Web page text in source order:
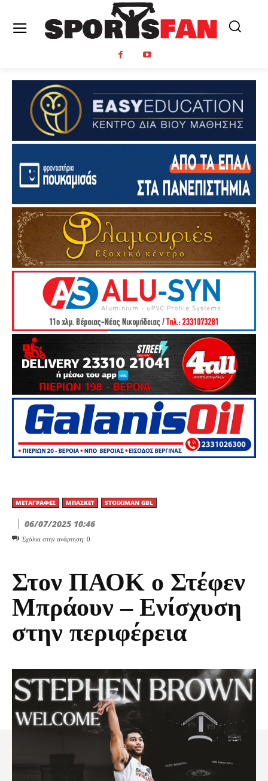
ΜΕΤΑΓΡΑΦΈΣ ΜΠΆΣΚΕΤ STOIXIMAN GBL
06/07/2025 10:46
Σχόλια στην ανάρτηση: 0
Στον ΠΑΟΚ ο Στέφεν
Μπράουν – Ενίσχυση
στην περιφέρεια